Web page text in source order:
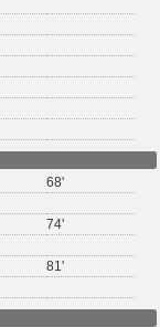
68'
74'
81'